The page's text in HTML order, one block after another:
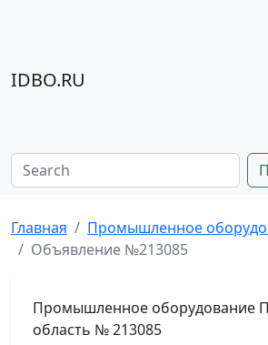
IDBO.RU
Главная
Промышленное
Объявление №213085
Промышленное оборудование
область № 213085